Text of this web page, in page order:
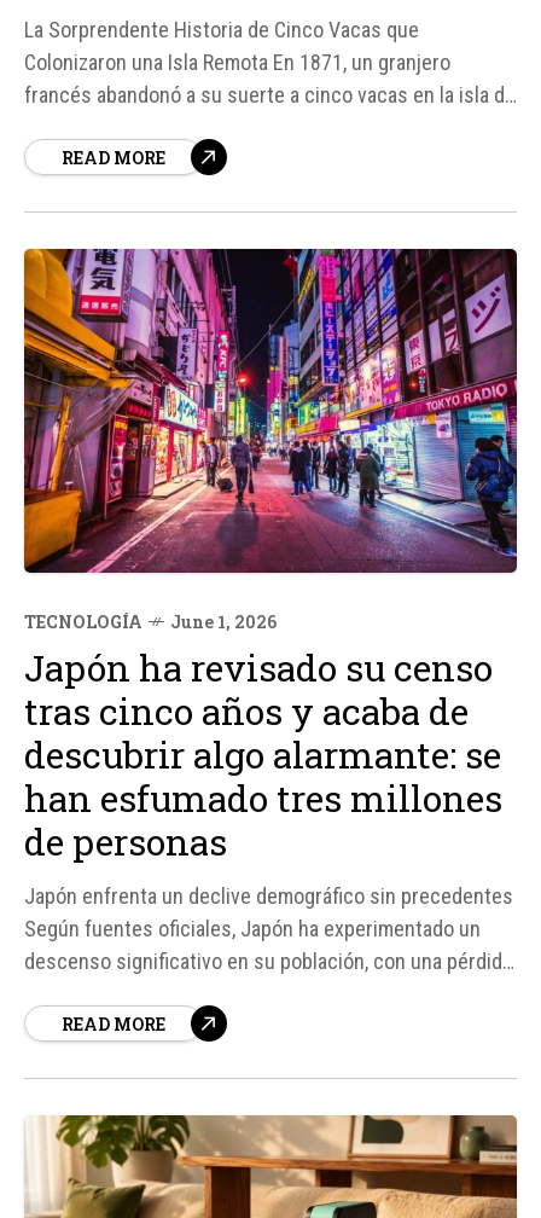
La Sorprendente Historia de Cinco Vacas que
Colonizaron una Isla Remota En 1871, un granjero
francés abandonó a su suerte a cinco vacas en la isla de
meridional. A pesar de las condiciones adversas y la
READ MORE
TECNOLOGÍA June 1, 2026
Japón ha revisado su censo
tras cinco años y acaba de
descubrir algo alarmante: se
han esfumado tres millones
de personas
Japón enfrenta un declive demográfico sin precedentes
Según fuentes oficiales, Japón ha experimentado un
descenso significativo en su población, con una pérdida
descenso representa un 2,45% de la población total, lo
READ MORE